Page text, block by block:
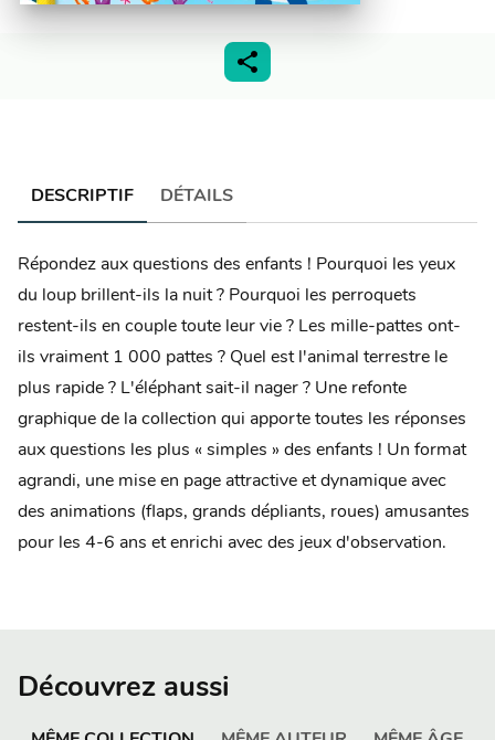
DESCRIPTIF DÉTAILS
Répondez aux questions des enfants ! Pourquoi les yeux
du loup brillent-ils la nuit ? Pourquoi les perroquets
restent-ils en couple toute leur vie ? Les mille-pattes ont-
ils vraiment 1 000 pattes ? Quel est l'animal terrestre le
plus rapide ? L'éléphant sait-il nager ? Une refonte
graphique de la collection qui apporte toutes les réponses
aux questions les plus « simples » des enfants ! Un format
agrandi, une mise en page attractive et dynamique avec
des animations (flaps, grands dépliants, roues) amusantes
pour les 4-6 ans et enrichi avec des jeux d'observation.
Découvrez aussi